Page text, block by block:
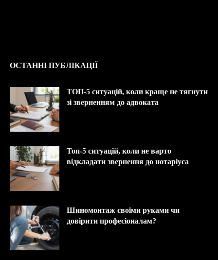
ОСТАННІ ПУБЛІКАЦІЇ
ТОП-5 ситуацій, коли краще не тягнути
зі зверненням до адвоката
Топ-5 ситуацій, коли не варто
відкладати звернення до нотаріуса
Шиномонтаж своїми руками чи
довірити професіоналам?